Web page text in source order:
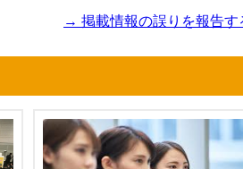
→ 掲載情報の誤りを報告す